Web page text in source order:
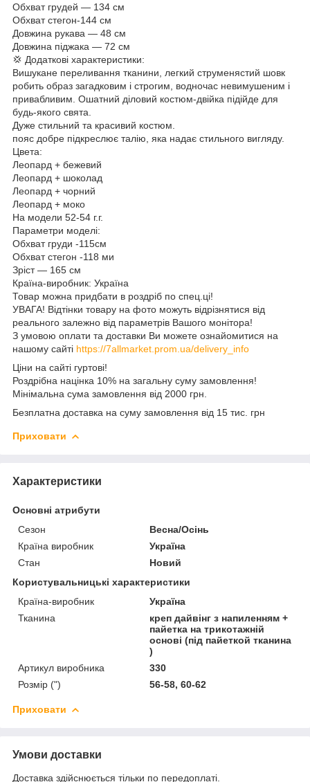
Обхват грудей — 134 см
Обхват стегон-144 см
Довжина рукава — 48 см
Довжина піджака — 72 см
💢 Додаткові характеристики:
Вишукане переливання тканини, легкий струменястий шовк
робить образ загадковим і строгим, водночас невимушеним і
привабливим. Ошатний діловий костюм-двійка підійде для
будь-якого свята.
Дуже стильний та красивий костюм.
пояс добре підкреслює талію, яка надає стильного вигляду.
Цвета:
Леопард + бежевий
Леопард + шоколад
Леопард + чорний
Леопард + моко
На модели 52-54 г.г.
Параметри моделі:
Обхват груди -115см
Обхват стегон -118 ми
Зріст — 165 см
Країна-виробник: Україна
Товар можна придбати в роздріб по спец.ці!
УВАГА! Відтінки товару на фото можуть відрізнятися від
реального залежно від параметрів Вашого монітора!
З умовою оплати та доставки Ви можете ознайомитися на
нашому сайті https://7allmarket.prom.ua/delivery_info
Ціни на сайті гуртові!
Роздрібна націнка 10% на загальну суму замовлення!
Мінімальна сума замовлення від 2000 грн.
Безплатна доставка на суму замовлення від 15 тис. грн
Приховати
Характеристики
Основні атрибути
Сезон
Весна/Осінь
Країна виробник
Україна
Стан
Новий
Користувальницькі характеристики
Країна-виробник
Україна
Тканина
креп дайвінг з напиленням +
пайетка на трикотажній
основі (під пайеткой тканина
)
Артикул виробника
330
Розмір (")
56-58, 60-62
Приховати
Умови доставки
Доставка здійснюється тільки по передоплаті.